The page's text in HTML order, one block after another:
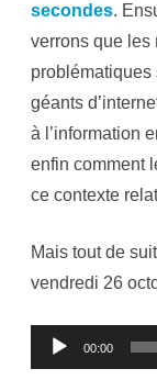
c
i
n
t
A
A
:
o
f
secondes.
verrons que les
géants
à l’information
enfin comment
ce contexte
Mais tout de
vendredi 26
Lecteur
audio
00:00